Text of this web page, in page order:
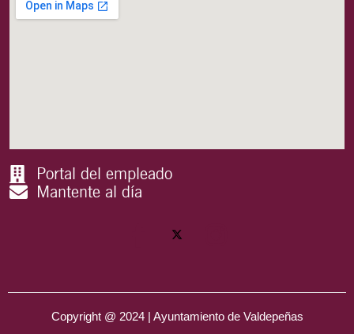
Portal del empleado
Mantente al día
Copyright @ 2024 | Ayuntamiento de Valdepeñas